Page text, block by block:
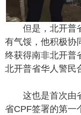
但是，北开普
有气馁，他积极协
终获得南非北开普
北开普省华人警民
这也是首次由
省CPF签署的第一